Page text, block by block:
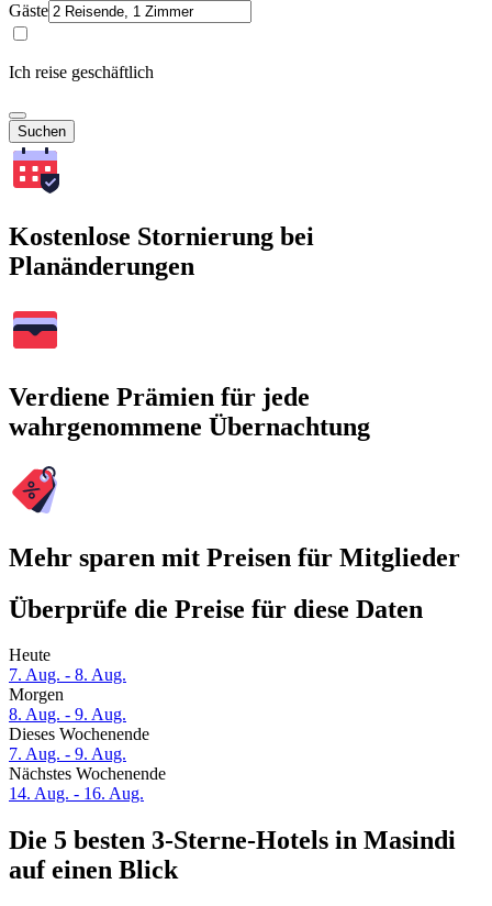
Gäste
Ich reise geschäftlich
Suchen
Kostenlose Stornierung bei
Planänderungen
Verdiene Prämien für jede
wahrgenommene Übernachtung
Mehr sparen mit Preisen für Mitglieder
Überprüfe die Preise für diese Daten
Heute
7. Aug. - 8. Aug.
Morgen
8. Aug. - 9. Aug.
Dieses Wochenende
7. Aug. - 9. Aug.
Nächstes Wochenende
14. Aug. - 16. Aug.
Die 5 besten 3-Sterne-Hotels in Masindi
auf einen Blick